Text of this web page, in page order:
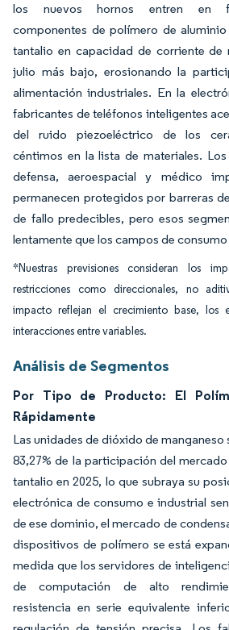
los nuevos hornos entren en
componentes de polímero de
tantalio en capacidad de corriente
julio más bajo, erosionando la
alimentación industriales. En la
fabricantes de teléfonos inteligentes
del ruido piezoeléctrico de los
céntimos en la lista de materiales.
defensa, aeroespacial y médico
permanecen protegidos por barreras
de fallo predecibles, pero esos
lentamente que los campos de
*Nuestras previsiones consideran los
restricciones como direccionales, no
impacto reflejan el crecimiento base, los
interacciones entre variables.
Análisis de Segmentos
Por Tipo de Producto: El
Rápidamente
Las unidades de dióxido de manganeso
83,27% de la participación del
tantalio en 2025, lo que subraya su
electrónica de consumo e industrial
de ese dominio, el mercado de
dispositivos de polímero se está
medida que los servidores de
de computación de alto
resistencia en serie equivalente